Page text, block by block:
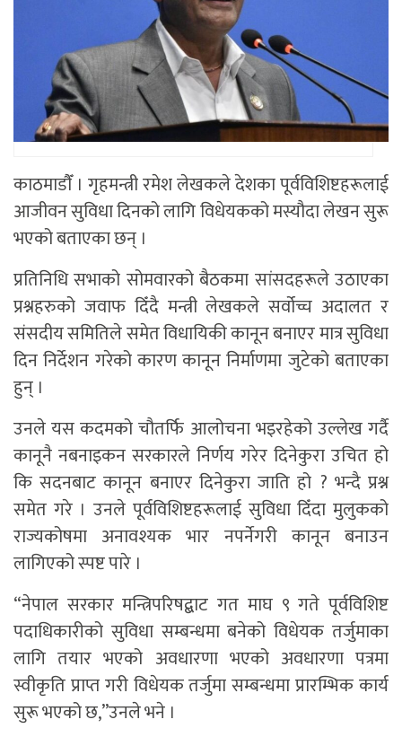
काठमाडाैँ । गृहमन्त्री रमेश लेखकले देशका पूर्वविशिष्टहरूलाई
आजीवन सुविधा दिनको लागि विधेयकको मस्यौदा लेखन सुरू
भएको बताएका छन् ।
प्रतिनिधि सभाको सोमवारको बैठकमा सांसदहरूले उठाएका
प्रश्नहरुको जवाफ दिँदै मन्त्री लेखकले सर्वोच्च अदालत र
संसदीय समितिले समेत विधायिकी कानून बनाएर मात्र सुविधा
दिन निर्देशन गरेको कारण कानून निर्माणमा जुटेको बताएका
हुन् ।
उनले यस कदमको चौतर्फि आलोचना भइरहेको उल्लेख गर्दै
कानूनै नबनाइकन सरकारले निर्णय गरेर दिनेकुरा उचित हो
कि सदनबाट कानून बनाएर दिनेकुरा जाति हो ? भन्दै प्रश्न
समेत गरे । उनले पूर्वविशिष्टहरूलाई सुविधा दिँदा मुलुकको
राज्यकोषमा अनावश्यक भार नपर्नेगरी कानून बनाउन
लागिएको स्पष्ट पारे ।
“नेपाल सरकार मन्त्रिपरिषद्बाट गत माघ ९ गते पूर्वविशिष्ट
पदाधिकारीको सुविधा सम्बन्धमा बनेको विधेयक तर्जुमाका
लागि तयार भएको अवधारणा भएको अवधारणा पत्रमा
स्वीकृति प्राप्त गरी विधेयक तर्जुमा सम्बन्धमा प्रारम्भिक कार्य
सुरू भएको छ,”उनले भने ।